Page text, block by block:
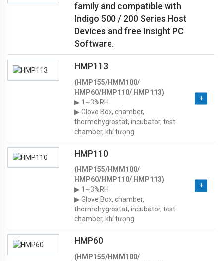
Carbon
AMPLA
HỆ
HVAC
SCIENCE
SEMICONDUCTOR
family and compatible with
Indigo 500 / 200 Series Host
Devices and free Insight PC
Software.
HMP113
(HMP155/HMM100/
HMP60/HMP110/ HMP113)
▶ 1~3%RH
▶ Glove Box, chamber,
thermohygrostat, incubator, test
chamber, khí tượng
HMP110
(HMP155/HMM100/
HMP60/HMP110/ HMP113)
▶ 1~3%RH
▶ Glove Box, chamber,
thermohygrostat, incubator, test
chamber, khí tượng
HMP60
(HMP155/HMM100/